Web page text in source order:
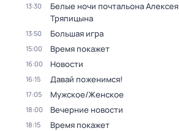
13:30
Белые ночи почтальона Алексея
Тряпицына
13:50 Большая игра
15:00 Время покажет
16:00 Новости
16:15 Давай поженимся!
17:05 Мужское/Женское
18:00 Вечерние новости
18:15 Время покажет